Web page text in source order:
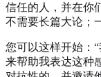
信任的人，并在你
不需要长篇大论；
您可以这样开始：
来帮助我表达这种